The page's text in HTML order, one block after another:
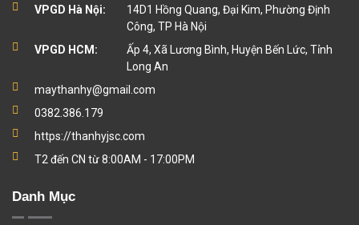
VPGD Hà Nội:
14D1 Hồng Quang, Đại Kim, Phường Định
Công, TP Hà Nội
VPGD HCM:
Ấp 4, Xã Lương Bình, Huyện Bến Lức, Tỉnh
Long An
maythanhy@gmail.com
0382.386.179
https://thanhyjsc.com
T2 đến CN từ 8:00AM - 17:00PM
Danh Mục